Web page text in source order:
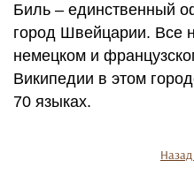
Биль – единственный
город Швейцарии. Все
немецком и
Википедии в этом
70 языках.
Назад